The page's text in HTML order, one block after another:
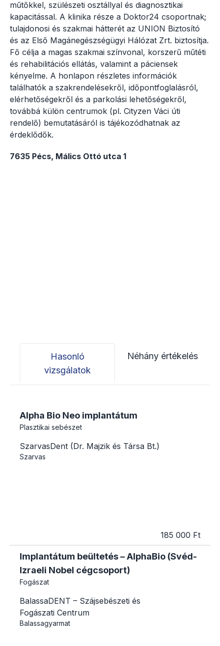
műtőkkel, szülészeti osztállyal és diagnosztikai
kapacitással. A klinika része a Doktor24 csoportnak;
tulajdonosi és szakmai hátterét az UNION Biztosító
és az Első Magánegészségügyi Hálózat Zrt. biztosítja.
Fő célja a magas szakmai színvonal, korszerű műtéti
és rehabilitációs ellátás, valamint a páciensek
kényelme. A honlapon részletes információk
találhatók a szakrendelésekről, időpontfoglalásról,
elérhetőségekről és a parkolási lehetőségekről,
továbbá külön centrumok (pl. Cityzen Váci úti
rendelő) bemutatásáról is tájékozódhatnak az
érdeklődők.
7635 Pécs, Málics Ottó utca 1
Hasonló
vizsgálatok
Néhány értékelés
Alpha Bio Neo implantátum
Plasztikai sebészet
SzarvasDent (Dr. Majzik és Társa Bt.)
Szarvas
185 000 Ft
Implantátum beültetés – AlphaBio (Svéd-
Izraeli Nobel cégcsoport)
Fogászat
BalassaDENT – Szájsebészeti és
Fogászati Centrum
Balassagyarmat